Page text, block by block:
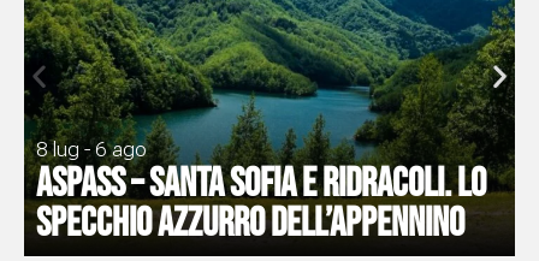
8 lug - 6 ago
ASPASS – Santa Sofia e Ridracoli. Lo
specchio azzurro dell’Appennino